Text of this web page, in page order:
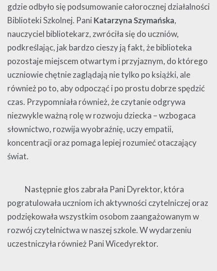
gdzie odbyło się podsumowanie całorocznej działalności
Biblioteki Szkolnej. Pani Katarzyna Szymańska,
nauczyciel bibliotekarz, zwróciła się do uczniów,
podkreślając, jak bardzo cieszy ją fakt, że biblioteka
pozostaje miejscem otwartym i przyjaznym, do którego
uczniowie chętnie zaglądają nie tylko po książki, ale
również po to, aby odpocząć i po prostu dobrze spędzić
czas. Przypomniała również, że czytanie odgrywa
niezwykle ważną rolę w rozwoju dziecka – wzbogaca
słownictwo, rozwija wyobraźnię, uczy empatii,
koncentracji oraz pomaga lepiej rozumieć otaczający
świat.
Następnie głos zabrała Pani Dyrektor, która
pogratulowała uczniom ich aktywności czytelniczej oraz
podziękowała wszystkim osobom zaangażowanym w
rozwój czytelnictwa w naszej szkole. W wydarzeniu
uczestniczyła również Pani Wicedyrektor.